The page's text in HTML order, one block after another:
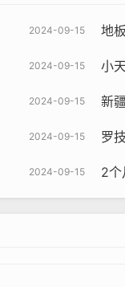
2024-09-15 地
2024-09-15 小
2024-09-15 新
2024-09-15 罗
2024-09-15 2个